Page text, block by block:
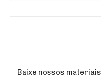
Baixe nossos materiais